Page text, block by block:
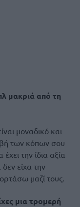
μακριά από τη
μοναδικό και
των κόπων σου
την ίδια αξία
είχα την
μαζί τους.
μια τρομερή